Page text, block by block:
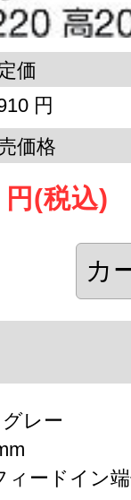
価
円
価格
(税込)
レー
ィードイン